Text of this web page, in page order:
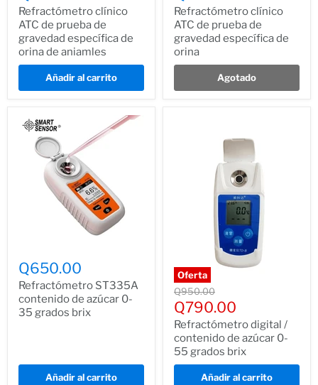
Refractómetro clínico
ATC de prueba de
gravedad específica de
orina de aniamles
Añadir al carrito
Refractómetro clínico
ATC de prueba de
gravedad específica de
orina
Agotado
Q650.00
Refractómetro ST335A
contenido de azúcar 0-
35 grados brix
Añadir al carrito
Oferta
Precio
normal
Q950.00
Precio
actual
Q790.00
Refractómetro digital /
contenido de azúcar 0-
55 grados brix
Añadir al carrito